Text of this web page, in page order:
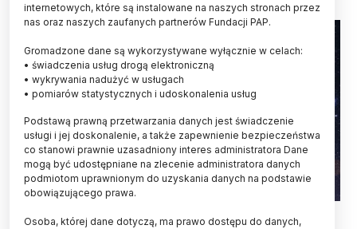
internetowych, które są instalowane na naszych stronach przez
nas oraz naszych zaufanych partnerów Fundacji PAP.
Gromadzone dane są wykorzystywane wyłącznie w celach:
• świadczenia usług drogą elektroniczną
• wykrywania nadużyć w usługach
• pomiarów statystycznych i udoskonalenia usług
Podstawą prawną przetwarzania danych jest świadczenie
usługi i jej doskonalenie, a także zapewnienie bezpieczeństwa
co stanowi prawnie uzasadniony interes administratora Dane
mogą być udostępniane na zlecenie administratora danych
podmiotom uprawnionym do uzyskania danych na podstawie
obowiązującego prawa.
Osoba, której dane dotyczą, ma prawo dostępu do danych,